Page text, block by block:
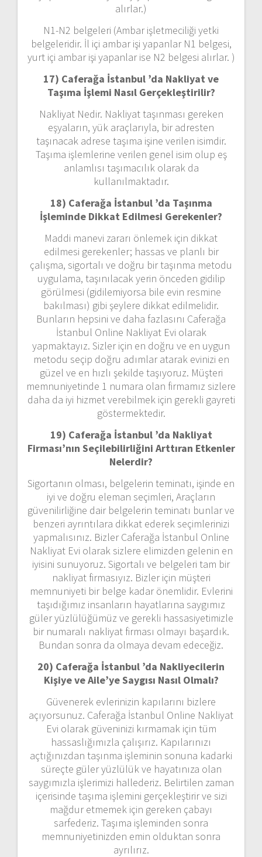
alırlar.)
N1-N2 belgeleri (Ambar işletmeciliği yetki
belgeleridir. İl içi ambar işi yapanlar N1 belgesi,
yurt içi ambar işi yapanlar ise N2 belgesi alırlar. )
17) Caferağa İstanbul ’da Nakliyat ve
Taşıma İşlemi Nasıl Gerçekleştirilir?
Nakliyat Nedir. Nakliyat taşınması gereken
eşyaların, yük araçlarıyla, bir adresten
taşınacak adrese taşıma işine verilen isimdir.
Taşıma işlemlerine verilen genel isim olup eş
anlamlısı taşımacılık olarak da
kullanılmaktadır.
18) Caferağa İstanbul ’da Taşınma
İşleminde Dikkat Edilmesi Gerekenler?
Maddi manevi zararı önlemek için dikkat
edilmesi gerekenler; hassas ve planlı bir
çalışma, sigortalı ve doğru bir taşınma metodu
uygulama, taşınılacak yerin önceden gidilip
görülmesi (gidilemiyorsa bile evin resmine
bakılması) gibi şeylere dikkat edilmelidir.
Bunların hepsini ve daha fazlasını Caferağa
İstanbul Online Nakliyat Evi olarak
yapmaktayız. Sizler için en doğru ve en uygun
metodu seçip doğru adımlar atarak evinizi en
güzel ve en hızlı şekilde taşıyoruz. Müşteri
memnuniyetinde 1 numara olan firmamız sizlere
daha da iyi hizmet verebilmek için gerekli gayreti
göstermektedir.
19) Caferağa İstanbul ’da Nakliyat
Firması’nın Seçilebilirliğini Arttıran Etkenler
Nelerdir?
Sigortanın olması, belgelerin teminatı, işinde en
iyi ve doğru eleman seçimleri, Araçların
güvenilirliğine dair belgelerin teminatı bunlar ve
benzeri ayrıntılara dikkat ederek seçimlerinizi
yapmalısınız. Bizler Caferağa İstanbul Online
Nakliyat Evi olarak sizlere elimizden gelenin en
iyisini sunuyoruz. Sigortalı ve belgeleri tam bir
nakliyat firmasıyız. Bizler için müşteri
memnuniyeti bir belge kadar önemlidir. Evlerini
taşıdığımız insanların hayatlarına saygımız
güler yüzlülüğümüz ve gerekli hassasiyetimizle
bir numaralı nakliyat firması olmayı başardık.
Bundan sonra da olmaya devam edeceğiz.
20) Caferağa İstanbul ’da Nakliyecilerin
Kişiye ve Aile’ye Saygısı Nasıl Olmalı?
Güvenerek evlerinizin kapılarını bizlere
açıyorsunuz. Caferağa İstanbul Online Nakliyat
Evi olarak güveninizi kırmamak için tüm
hassaslığımızla çalışırız. Kapılarınızı
açtığınızdan taşınma işleminin sonuna kadarki
süreçte güler yüzlülük ve hayatınıza olan
saygımızla işlerimizi hallederiz. Belirtilen zaman
içerisinde taşıma işlemini gerçekleştirir ve sizi
mağdur etmemek için gereken çabayı
sarfederiz. Taşıma işleminden sonra
memnuniyetinizden emin olduktan sonra
ayrılırız.